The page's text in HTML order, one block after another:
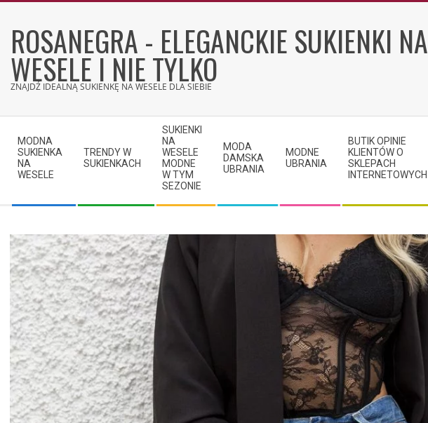
contentROSANEGRA - ELEGANCKIE SUKIENKI NA
WESELE I NIE TYLKO
ZNAJDŹ IDEALNĄ SUKIENKĘ NA WESELE DLA SIEBIE
Navigation
Menu
MODNA
SUKIENKA
NA
WESELE
TRENDY W
SUKIENKACH
SUKIENKI
NA
WESELE
MODNE
W TYM
SEZONIE
MODA
DAMSKA
UBRANIA
MODNE
UBRANIA
BUTIK OPINIE
KLIENTÓW O
SKLEPACH
INTERNETOWYCH